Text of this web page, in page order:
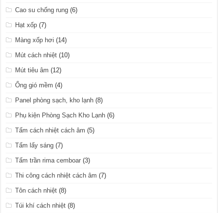
Cao su chống rung (6)
Hạt xốp (7)
Màng xốp hơi (14)
Mút cách nhiệt (10)
Mút tiêu âm (12)
Ống gió mềm (4)
Panel phòng sạch, kho lạnh (8)
Phụ kiện Phòng Sạch Kho Lạnh (6)
Tấm cách nhiệt cách âm (5)
Tấm lấy sáng (7)
Tấm trần rima cemboar (3)
Thi công cách nhiệt cách âm (7)
Tôn cách nhiệt (8)
Túi khí cách nhiệt (8)